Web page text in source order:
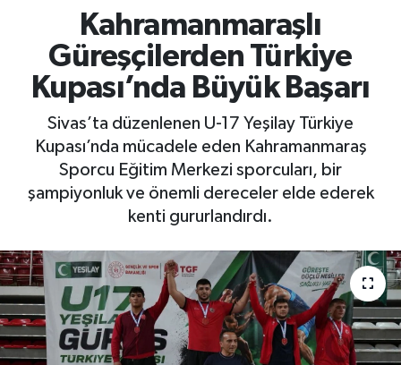
Kahramanmaraşlı
Güreşçilerden Türkiye
Kupası’nda Büyük Başarı
Sivas’ta düzenlenen U-17 Yeşilay Türkiye
Kupası’nda mücadele eden Kahramanmaraş
Sporcu Eğitim Merkezi sporcuları, bir
şampiyonluk ve önemli dereceler elde ederek
kenti gururlandırdı.
ONİKİŞUBAT
ÖZEL HABER
Künye
Süper Lig Puan Durumu ve Fikstür
Tüm Manşetler
Son Dakika Haberleri
Haber Arşivi